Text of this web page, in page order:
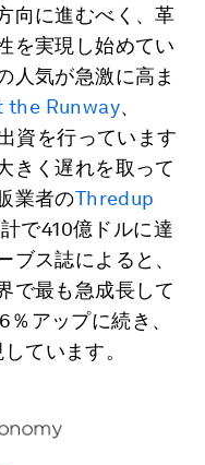
向に進むべく、革
を実現し始めてい
人気が急激に高ま
the Runway、
資を行っています
きく遅れを取って
業者のThredup
で410億ドルに達
ブス誌によると、
で最も急成長して
アップに続き、
ています。